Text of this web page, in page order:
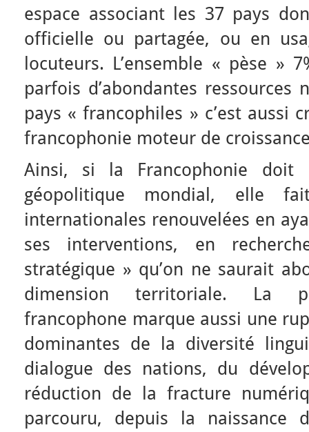
espace associant les 37 pays
officielle ou partagée, ou en
locuteurs. L’ensemble « pèse »
parfois d’abondantes ressources
pays « francophiles » c’est aussi
francophonie moteur de
Ainsi, si la Francophonie doit
géopolitique mondial, elle
internationales renouvelées en
ses interventions, en
stratégique » qu’on ne saurait
dimension territoriale. La
francophone marque aussi une
dominantes de la diversité
dialogue des nations, du
réduction de la fracture
parcouru, depuis la naissance